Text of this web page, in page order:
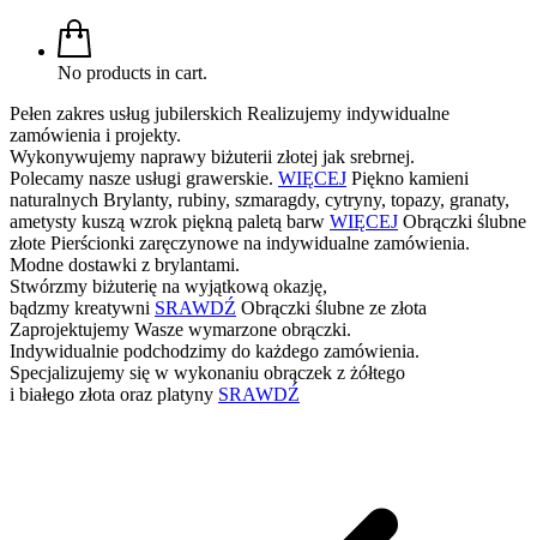
No products in cart.
Pełen zakres usług jubilerskich Realizujemy indywidualne
zamówienia i projekty.
Wykonywujemy naprawy biżuterii złotej jak srebrnej.
Polecamy nasze usługi grawerskie. WIĘCEJ Piękno kamieni
naturalnych Brylanty, rubiny, szmaragdy, cytryny, topazy, granaty,
ametysty kuszą wzrok piękną paletą barw WIĘCEJ Obrączki ślubne
złote Pierścionki zaręczynowe na indywidualne zamówienia.
Modne dostawki z brylantami.
Stwórzmy biżuterię na wyjątkową okazję,
bądzmy kreatywni SRAWDŹ Obrączki ślubne ze złota
Zaprojektujemy Wasze wymarzone obrączki.
Indywidualnie podchodzimy do każdego zamówienia.
Specjalizujemy się w wykonaniu obrączek z żółtego
i białego złota oraz platyny SRAWDŹ